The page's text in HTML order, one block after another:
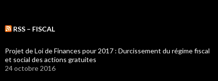
RSS – FISCAL
Projet de Loi de Finances pour 2017 : Durcissement du régime fiscal
et social des actions gratuites
24 octobre 2016